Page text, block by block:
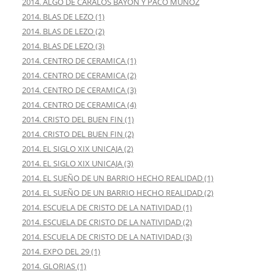
2014. BLAS DE LEZO (1)
2014. BLAS DE LEZO (2)
2014. BLAS DE LEZO (3)
2014. CENTRO DE CERAMICA (1)
2014. CENTRO DE CERAMICA (2)
2014. CENTRO DE CERAMICA (3)
2014. CENTRO DE CERAMICA (4)
2014. CRISTO DEL BUEN FIN (1)
2014. CRISTO DEL BUEN FIN (2)
2014. EL SIGLO XIX UNICAJA (2)
2014. EL SIGLO XIX UNICAJA (3)
2014. EL SUEÑO DE UN BARRIO HECHO REALIDAD (1)
2014. EL SUEÑO DE UN BARRIO HECHO REALIDAD (2)
2014. ESCUELA DE CRISTO DE LA NATIVIDAD (1)
2014. ESCUELA DE CRISTO DE LA NATIVIDAD (2)
2014. ESCUELA DE CRISTO DE LA NATIVIDAD (3)
2014. EXPO DEL 29 (1)
2014. GLORIAS (1)